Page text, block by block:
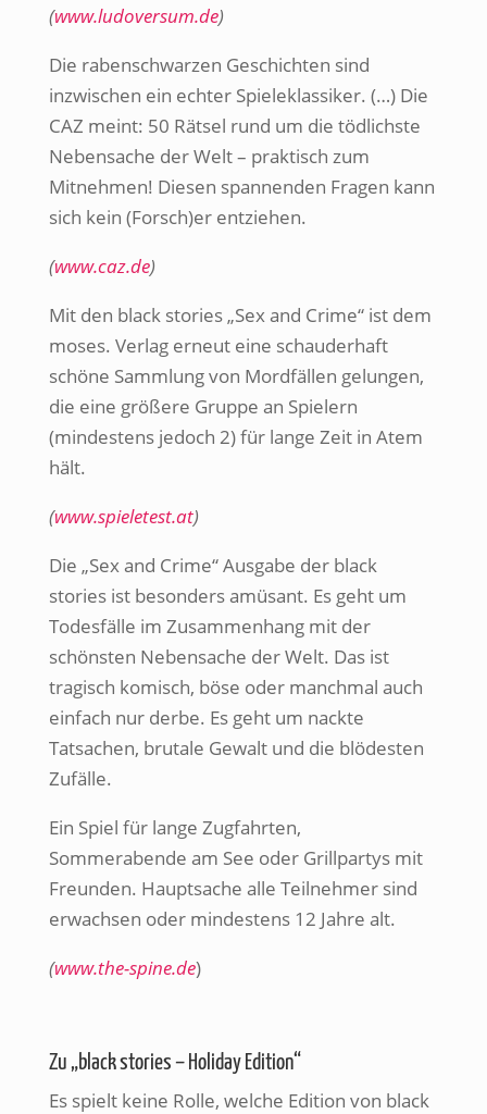
(www.ludoversum.de)
Die rabenschwarzen Geschichten sind
inzwischen ein echter Spieleklassiker. (…) Die
CAZ meint: 50 Rätsel rund um die tödlichste
Nebensache der Welt – praktisch zum
Mitnehmen! Diesen spannenden Fragen kann
sich kein (Forsch)er entziehen.
(www.caz.de)
Mit den black stories „Sex and Crime“ ist dem
moses. Verlag erneut eine schauderhaft
schöne Sammlung von Mordfällen gelungen,
die eine größere Gruppe an Spielern
(mindestens jedoch 2) für lange Zeit in Atem
hält.
(www.spieletest.at)
Die „Sex and Crime“ Ausgabe der black
stories ist besonders amüsant. Es geht um
Todesfälle im Zusammenhang mit der
schönsten Nebensache der Welt. Das ist
tragisch komisch, böse oder manchmal auch
einfach nur derbe. Es geht um nackte
Tatsachen, brutale Gewalt und die blödesten
Zufälle.
Ein Spiel für lange Zugfahrten,
Sommerabende am See oder Grillpartys mit
Freunden. Hauptsache alle Teilnehmer sind
erwachsen oder mindestens 12 Jahre alt.
(www.the-spine.de)
Zu „black stories – Holiday Edition“
Es spielt keine Rolle, welche Edition von black